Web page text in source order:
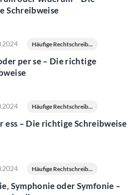
Schreibweise
Häufige Rechtschreib...
per se – Die richtige
Häufige Rechtschreib...
ess – Die richtige Schreibweise
Häufige Rechtschreib...
Symphonie oder Symfonie –